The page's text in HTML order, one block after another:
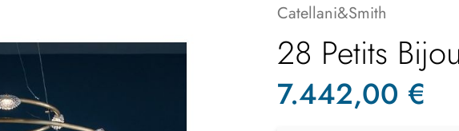
Catellani&Smith
28 Petits
7.442,00 €